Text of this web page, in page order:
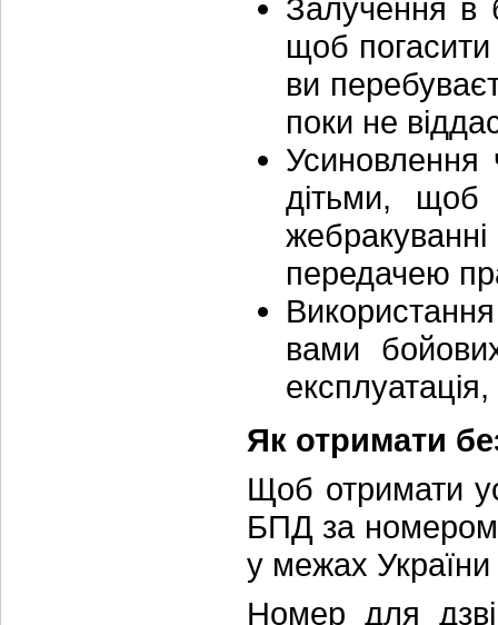
Залучення в
щоб
ви
поки не
Усиновлення
дітьми, щоб
передачею
вами
Як отримати
Щоб отримати
БПД за номером:
у межах
Номер для